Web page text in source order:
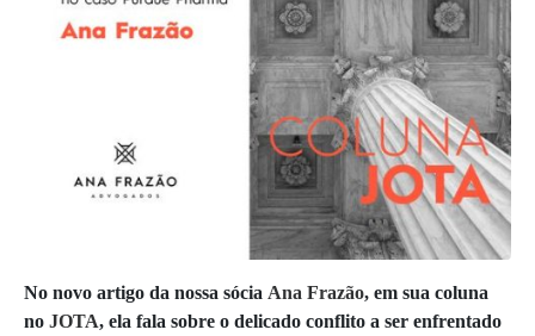
No novo artigo da nossa sócia Ana Frazão, em sua coluna
no JOTA, ela fala sobre o delicado conflito a ser enfrentado